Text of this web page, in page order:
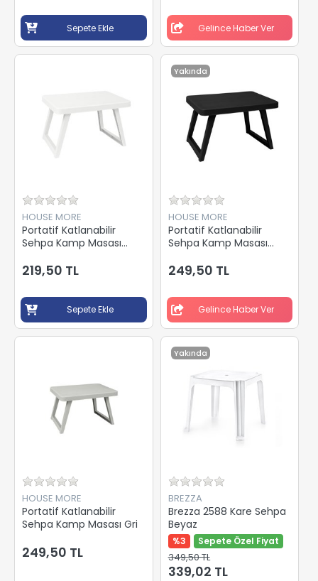
Sepete Ekle Gelince Haber Ver
HOUSE MORE
Portatif Katlanabilir
Sehpa Kamp Masası
219,50 TL
Sepete Ekle
Yakında
HOUSE MORE
Portatif Katlanabilir
Sehpa Kamp Masası
249,50 TL
Gelince Haber Ver
HOUSE MORE
Portatif Katlanabilir
Sehpa Kamp Masası Gri
249,50 TL
Yakında
BREZZA
Brezza 2588 Kare Sehpa
Beyaz
%3 Sepete Özel Fiyat
349,50 TL
339,02 TL